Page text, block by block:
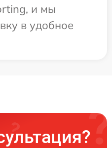
и мы
в удобное